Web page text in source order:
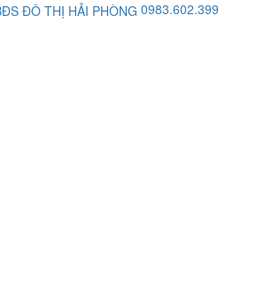
0983.602.399